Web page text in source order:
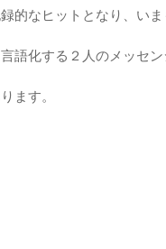
的なヒットとなり、いま
語化する２人のメッセン
ます。